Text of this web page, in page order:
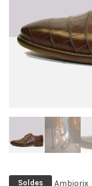
Soldes Ambiorix